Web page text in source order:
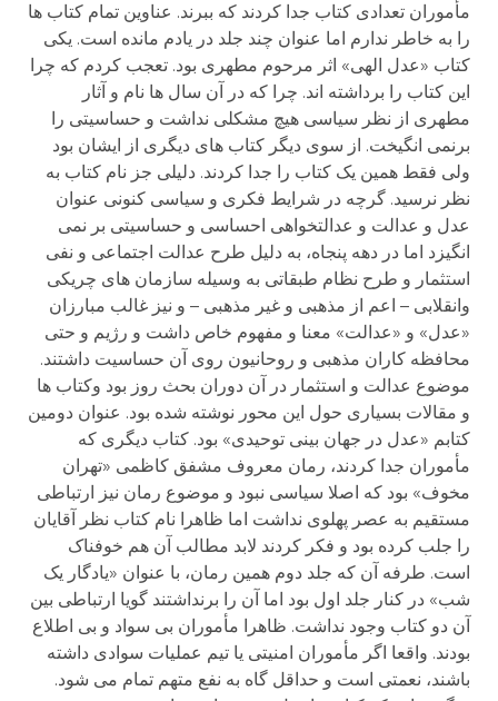
مأموران تعدادی کتاب جدا کردند که ببرند. عناوین تمام کتاب ها
را به خاطر ندارم اما عنوان چند جلد در یادم مانده است. یکی
کتاب «عدل الهی» اثر مرحوم مطهری بود. تعجب کردم که چرا
این کتاب را برداشته اند. چرا که در آن سال ها نام و آثار
مطهری از نظر سیاسی هیچ مشکلی نداشت و حساسیتی را
برنمی انگیخت. از سوی دیگر کتاب های دیگری از ایشان بود
ولی فقط همین یک کتاب را جدا کردند. دلیلی جز نام کتاب به
نظر نرسید. گرچه در شرایط فکری و سیاسی کنونی عنوان
عدل و عدالت و عدالتخواهی احساسی و حساسیتی بر نمی
انگیزد اما در دهه پنجاه، به دلیل طرح عدالت اجتماعی و نفی
استثمار و طرح نظام طبقاتی به وسیله سازمان های چریکی
وانقلابی – اعم از مذهبی و غیر مذهبی – و نیز غالب مبارزان
«عدل» و «عدالت» معنا و مفهوم خاص داشت و رژیم و حتی
محافظه کاران مذهبی و روحانیون روی آن حساسیت داشتند.
موضوع عدالت و استثمار در آن دوران بحث روز بود وکتاب ها
و مقالات بسیاری حول این محور نوشته شده بود. عنوان دومین
کتابم «عدل در جهان بینی توحیدی» بود. کتاب دیگری که
مأموران جدا کردند، رمان معروف مشفق کاظمی «تهران
مخوف» بود که اصلا سیاسی نبود و موضوع رمان نیز ارتباطی
مستقیم به عصر پهلوی نداشت اما ظاهرا نام کتاب نظر آقایان
را جلب کرده بود و فکر کردند لابد مطالب آن هم خوفناک
است. طرفه آن که جلد دوم همین رمان، با عنوان «‏یادگار یک
شب» در کنار جلد اول بود اما آن را برنداشتند گویا ارتباطی بین
آن دو کتاب وجود نداشت. ظاهرا مأموران بی سواد و بی اطلاع
بودند. واقعا اگر مأموران امنیتی یا تیم عملیات سوادی داشته
باشند، نعمتی است و حداقل گاه به نفع متهم تمام می شود.